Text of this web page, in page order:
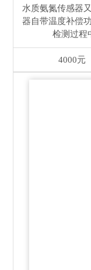
水质氨氮传感器
器自带温度补偿
检测过程
4000元